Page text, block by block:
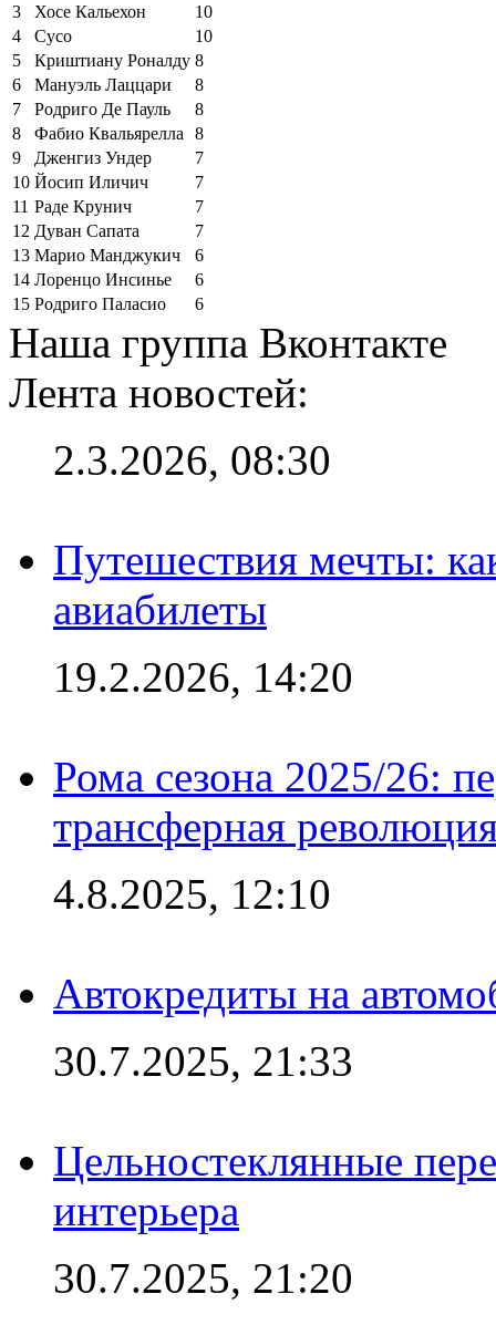
3
Хосе Кальехон
10
4
Сусо
10
5
Криштиану Роналду 8
6
Мануэль Лаццари
8
7
Родриго Де Пауль
8
8
Фабио Квальярелла
8
9
Дженгиз Ундер
7
10 Йосип Иличич
7
11 Раде Крунич
7
12 Дуван Сапата
7
13 Марио Манджукич
6
14 Лоренцо Инсинье
6
15 Родриго Паласио 6
Наша группа Вконтакте
Лента новостей:
2.3.2026, 08:30
Путешествия мечты:
авиабилеты
19.2.2026, 14:20
Рома сезона 2025/26:
трансферная
4.8.2025, 12:10
Автокредиты на
30.7.2025, 21:33
Цельностеклянные
интерьера
30.7.2025, 21:20